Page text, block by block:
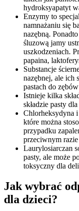
hydroksyapatyt
Enzymy to
namnażaniu się
nazębną.
śluzową jamy
uszkodzeniach.
papaina,
Substancje
nazębnej, ale ich
pastach do
Istnieje kilka
składzie pasty
Chlorheksydyna
które można
przypadku
przeciwnym
Laurylosiarczan
pasty, ale może
toksyczny dla
Jak wybrać
dla dzieci?